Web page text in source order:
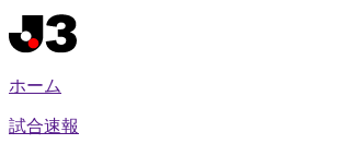
ホーム
試合速報